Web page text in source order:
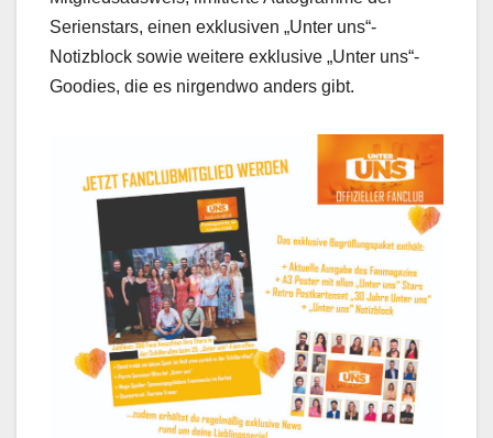
Serienstars, einen exklusiven „Unter uns“-
Notizblock sowie weitere exklusive „Unter uns“-
Goodies, die es nirgendwo anders gibt.